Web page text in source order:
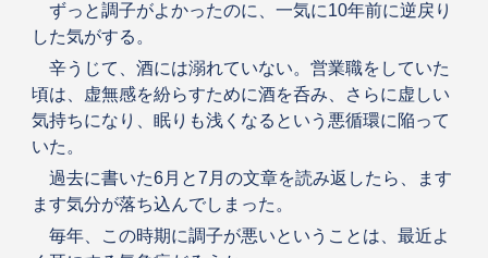
ずっと調子がよかったのに、一気に10年前に逆戻り
した気がする。
辛うじて、酒には溺れていない。営業職をしていた
頃は、虚無感を紛らすために酒を呑み、さらに虚しい
気持ちになり、眠りも浅くなるという悪循環に陥って
いた。
過去に書いた6月と7月の文章を読み返したら、ます
ます気分が落ち込んでしまった。
毎年、この時期に調子が悪いということは、最近よ